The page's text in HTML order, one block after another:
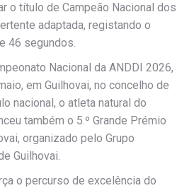
o título de Campeão Nacional dos
adaptada, registando o
46 segundos.
Nacional da ANDDI 2026,
em Guilhovai, no concelho de
nacional, o atleta natural do
também o 5.º Grande Prémio
organizado pelo Grupo
Guilhovai.
o percurso de excelência do